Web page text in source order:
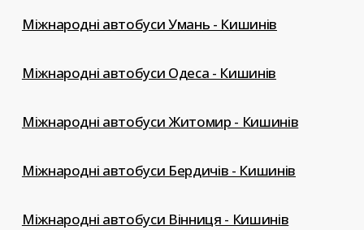
Міжнародні автобуси Умань - Кишинів
Міжнародні автобуси Одеса - Кишинів
Міжнародні автобуси Житомир - Кишинів
Міжнародні автобуси Бердичів - Кишинів
Міжнародні автобуси Вінниця - Кишинів